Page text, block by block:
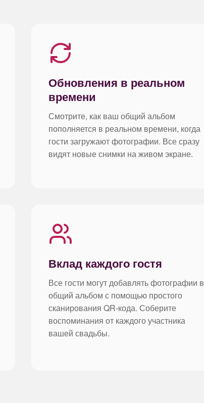
Обновления в реальном
времени
Смотрите, как ваш общий альбом
пополняется в реальном времени, когда
гости загружают фотографии. Все сразу
видят новые снимки на живом экране.
Вклад каждого гостя
Все гости могут добавлять фотографии в
общий альбом с помощью простого
сканирования QR-кода. Соберите
воспоминания от каждого участника
вашей свадьбы.